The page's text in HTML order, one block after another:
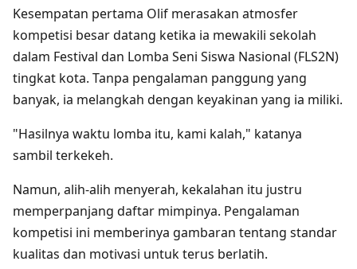
Kesempatan pertama Olif merasakan atmosfer
kompetisi besar datang ketika ia mewakili sekolah
dalam Festival dan Lomba Seni Siswa Nasional (FLS2N)
tingkat kota. Tanpa pengalaman panggung yang
banyak, ia melangkah dengan keyakinan yang ia miliki.
"Hasilnya waktu lomba itu, kami kalah," katanya
sambil terkekeh.
Namun, alih-alih menyerah, kekalahan itu justru
memperpanjang daftar mimpinya. Pengalaman
kompetisi ini memberinya gambaran tentang standar
kualitas dan motivasi untuk terus berlatih.